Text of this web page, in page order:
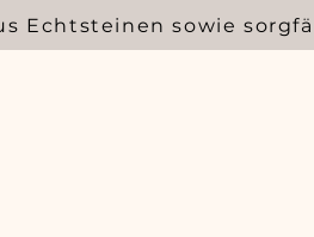
Echtsteinen sowie